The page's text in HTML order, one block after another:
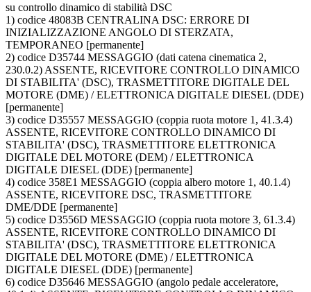
su controllo dinamico di stabilità DSC
1) codice 48083B CENTRALINA DSC: ERRORE DI
INIZIALIZZAZIONE ANGOLO DI STERZATA,
TEMPORANEO [permanente]
2) codice D35744 MESSAGGIO (dati catena cinematica 2,
230.0.2) ASSENTE, RICEVITORE CONTROLLO DINAMICO
DI STABILITA' (DSC), TRASMETTITORE DIGITALE DEL
MOTORE (DME) / ELETTRONICA DIGITALE DIESEL (DDE)
[permanente]
3) codice D35557 MESSAGGIO (coppia ruota motore 1, 41.3.4)
ASSENTE, RICEVITORE CONTROLLO DINAMICO DI
STABILITA' (DSC), TRASMETTITORE ELETTRONICA
DIGITALE DEL MOTORE (DEM) / ELETTRONICA
DIGITALE DIESEL (DDE) [permanente]
4) codice 358E1 MESSAGGIO (coppia albero motore 1, 40.1.4)
ASSENTE, RICEVITORE DSC, TRASMETTITORE
DME/DDE [permanente]
5) codice D3556D MESSAGGIO (coppia ruota motore 3, 61.3.4)
ASSENTE, RICEVITORE CONTROLLO DINAMICO DI
STABILITA' (DSC), TRASMETTITORE ELETTRONICA
DIGITALE DEL MOTORE (DME) / ELETTRONICA
DIGITALE DIESEL (DDE) [permanente]
6) codice D35646 MESSAGGIO (angolo pedale acceleratore,